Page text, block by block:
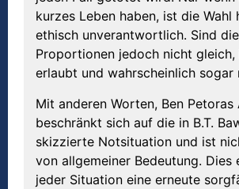
kurzes Leben haben, ist die Wahl
ethisch unverantwortlich. Sind die
Proportionen jedoch nicht gleich,
erlaubt und wahrscheinlich sogar
Mit anderen Worten, Ben Petoras
beschränkt sich auf die in B.T.
skizzierte Notsituation und ist
von allgemeiner Bedeutung.
jeder Situation eine erneute